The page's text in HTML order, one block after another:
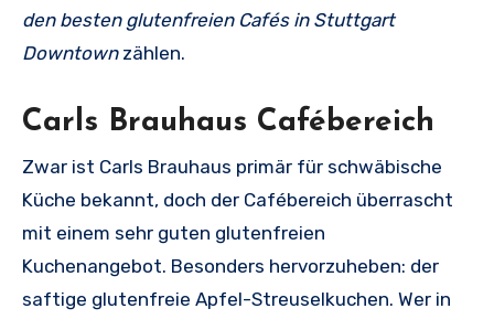
den besten glutenfreien Cafés in Stuttgart
Downtownzählen.
Carls Brauhaus Cafébereich
Zwar ist Carls Brauhaus primär für schwäbische
Küche bekannt, doch der Cafébereich überrascht
mit einem sehr guten glutenfreien
Kuchenangebot. Besonders hervorzuheben: der
saftige glutenfreie Apfel-Streuselkuchen. Wer in